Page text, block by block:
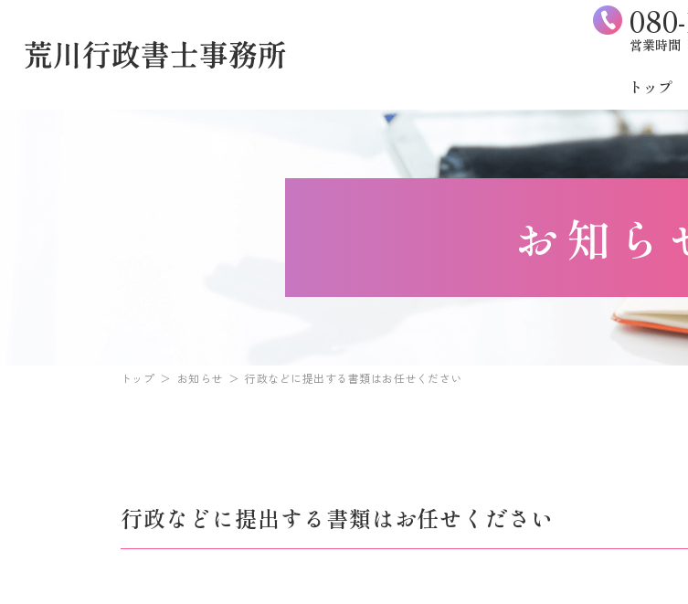
営業時間
トップ
お知ら
トップ お知らせ 行政などに提出する書類はお任せください
行政などに提出する書類はお任せください